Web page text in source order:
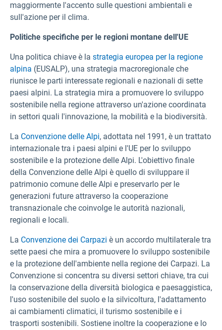
maggiormente l'accento sulle questioni ambientali e
sull'azione per il clima.
Politiche specifiche per le regioni montane dell'UE
Una politica chiave è la strategia europea per la regione
alpina (EUSALP), una strategia macroregionale che
riunisce le parti interessate regionali e nazionali di sette
paesi alpini. La strategia mira a promuovere lo sviluppo
sostenibile nella regione attraverso un'azione coordinata
in settori quali l'innovazione, la mobilità e la biodiversità.
La Convenzione delle Alpi, adottata nel 1991, è un trattato
internazionale tra i paesi alpini e l'UE per lo sviluppo
sostenibile e la protezione delle Alpi. L'obiettivo finale
della Convenzione delle Alpi è quello di sviluppare il
patrimonio comune delle Alpi e preservarlo per le
generazioni future attraverso la cooperazione
transnazionale che coinvolge le autorità nazionali,
regionali e locali.
La Convenzione dei Carpazi è un accordo multilaterale tra
sette paesi che mira a promuovere lo sviluppo sostenibile
e la protezione dell'ambiente nella regione dei Carpazi. La
Convenzione si concentra su diversi settori chiave, tra cui
la conservazione della diversità biologica e paesaggistica,
l'uso sostenibile del suolo e la silvicoltura, l'adattamento
ai cambiamenti climatici, il turismo sostenibile e i
trasporti sostenibili. Sostiene inoltre la cooperazione e lo